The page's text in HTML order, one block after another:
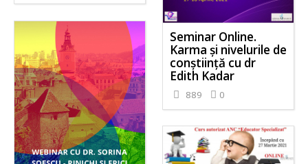
Seminar Online.
Karma și nivelurile de
conștiință cu dr
Edith Kadar
889 0